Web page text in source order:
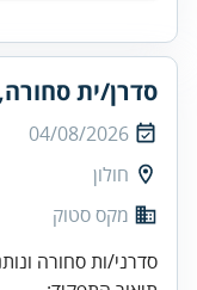
סדרן/ית
04/08/2026
חולון
מקס סטוק